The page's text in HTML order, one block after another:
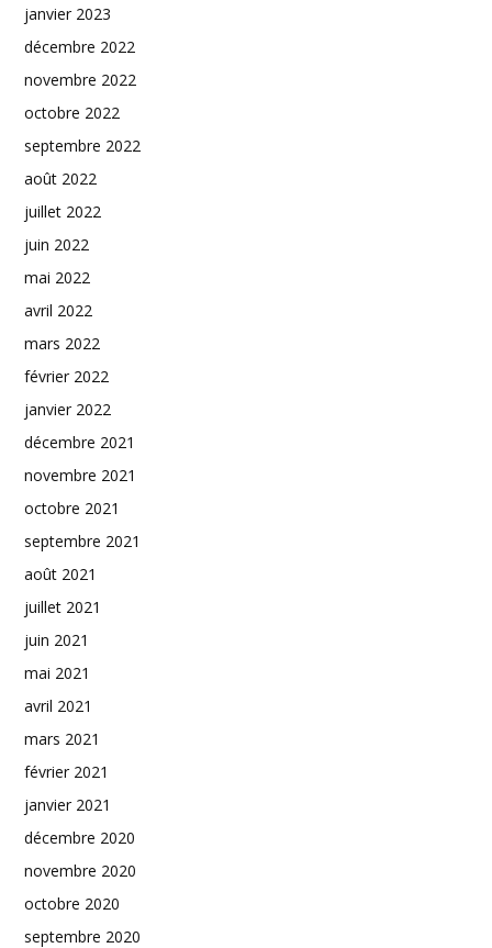
janvier 2023
décembre 2022
novembre 2022
octobre 2022
septembre 2022
août 2022
juillet 2022
juin 2022
mai 2022
avril 2022
mars 2022
février 2022
janvier 2022
décembre 2021
novembre 2021
octobre 2021
septembre 2021
août 2021
juillet 2021
juin 2021
mai 2021
avril 2021
mars 2021
février 2021
janvier 2021
décembre 2020
novembre 2020
octobre 2020
septembre 2020